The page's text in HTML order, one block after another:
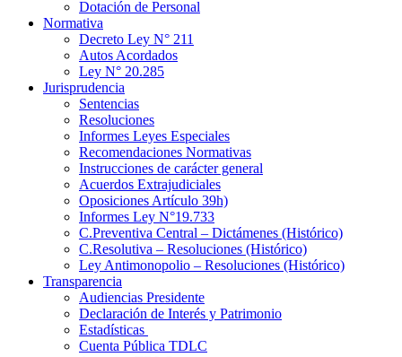
Dotación de Personal
Normativa
Decreto Ley N° 211
Autos Acordados
Ley N° 20.285
Jurisprudencia
Sentencias
Resoluciones
Informes Leyes Especiales
Recomendaciones Normativas
Instrucciones de carácter general
Acuerdos Extrajudiciales
Oposiciones Artículo 39h)
Informes Ley N°19.733
C.Preventiva Central – Dictámenes (Histórico)
C.Resolutiva – Resoluciones (Histórico)
Ley Antimonopolio – Resoluciones (Histórico)
Transparencia
Audiencias Presidente
Declaración de Interés y Patrimonio
Estadísticas
Cuenta Pública TDLC